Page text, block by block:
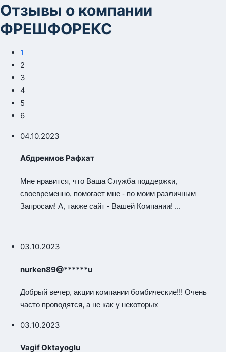
Отзывы о компании
ФРЕШФОРЕКС
1
2
3
4
5
6
04.10.2023
Абдреимов Рафхат
Мне нравится, что Ваша Служба поддержки,
своевременно, помогает мне - по моим различным
Запросам! А, также сайт - Вашей Компании! ...
03.10.2023
nurken89@******u
Добрый вечер, акции компании бомбические!!! Очень
часто проводятся, а не как у некоторых
03.10.2023
Vagif Oktayoglu